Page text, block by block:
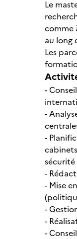
Le
comme
au long
Les
-
-
-
-
- Mise
-
-
-